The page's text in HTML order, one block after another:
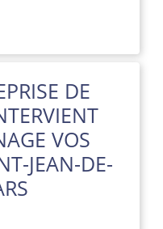
DE
VOS
JEAN-DE-